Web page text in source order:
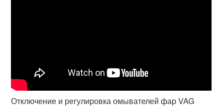
Отключение и регулировка омывателей фар VAG